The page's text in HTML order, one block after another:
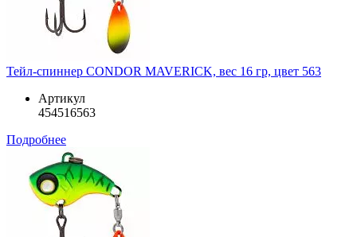
Тейл-спиннер CONDOR MAVERICK, вес 16 гр, цвет 563
Артикул
454516563
Подробнее